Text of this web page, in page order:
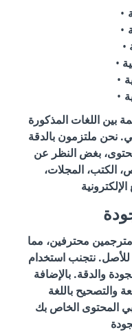
بين اللغات المذكورة
نحن ملتزمون بالدقة
بغض النظر عن
الكتب، المجلات،
مترجمين محترفين، مما
للأصل. نتجنب استخدام
والدقة. بالإضافة
والتصحيح باللغة
المحتوى الخاص بك